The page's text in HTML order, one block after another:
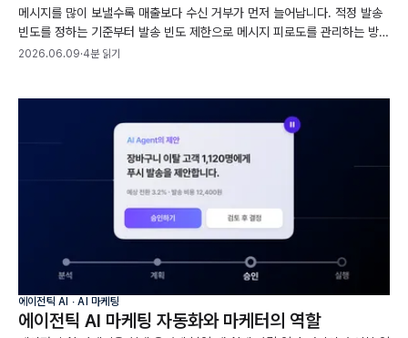
메시지를 많이 보낼수록 매출보다 수신 거부가 먼저 늘어납니다. 적정 발송
빈도를 정하는 기준부터 발송 빈도 제한으로 메시지 피로도를 관리하는 방법
까지, 채널별 수신 거부 데이터와 함께 정리했습니다.
2026.06.09·4분 읽기
에이전틱 AI ∙ AI 마케팅
에이전틱 AI 마케팅 자동화와 마케터의 역할